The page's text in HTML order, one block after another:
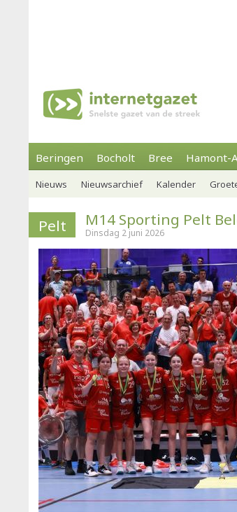
Beringen Bocholt Bree Hamont-
Nieuws Nieuwsarchief Kalender
Pelt M14 Sporting Pelt
Dinsdag 2 juni 2026